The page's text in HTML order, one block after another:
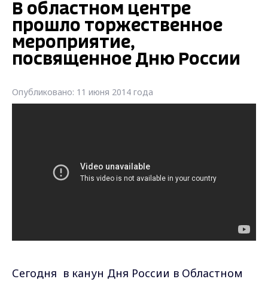
В областном центре
прошло торжественное
мероприятие,
посвященное Дню России
Опубликовано: 11 июня 2014 года
Сегодня в канун Дня России в Областном